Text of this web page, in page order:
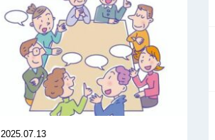
2025.07.13